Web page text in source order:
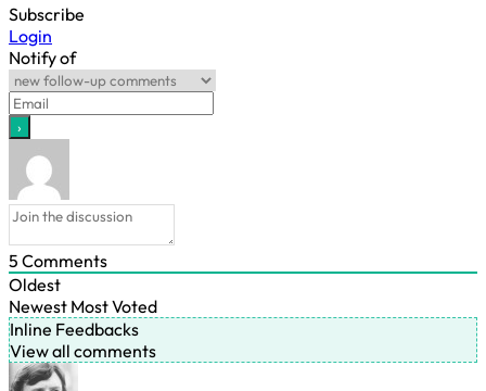
Subscribe
Login
Notify of
5 Comments
Oldest
Newest Most Voted
Inline Feedbacks
View all comments